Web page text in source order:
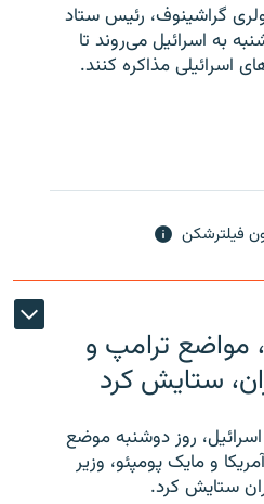
گراشینوف، رئیس ستاد
به اسرائیل می‌روند تا
اسرائیلی مذاکره کنند.
فیلترشکن
مواضع ترامپ و
ستایش کرد
روز دوشنبه موضع
و مایک پومپئو، وزیر
ستایش کرد.